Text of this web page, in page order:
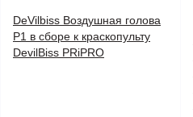
DeVilbiss Воздушная голова
P1 в сборе к краскопульту
DevilBiss PRiPRO